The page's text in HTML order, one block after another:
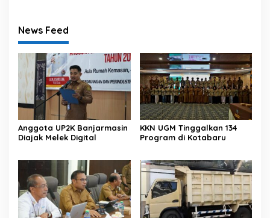
News Feed
Anggota UP2K Banjarmasin
Diajak Melek Digital
KKN UGM Tinggalkan 134
Program di Kotabaru